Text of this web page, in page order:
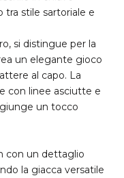
stile sartoriale e
si distingue per la
un elegante gioco
al capo. La
con linee asciutte e
un tocco
con un dettaglio
la giacca versatile